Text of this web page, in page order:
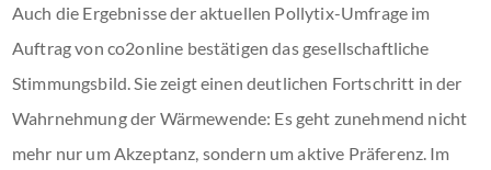
Auch die Ergebnisse der aktuellen Pollytix-Umfrage im
Auftrag von co2online bestätigen das gesellschaftliche
Stimmungsbild. Sie zeigt einen deutlichen Fortschritt in der
Wahrnehmung der Wärmewende: Es geht zunehmend nicht
mehr nur um Akzeptanz, sondern um aktive Präferenz. Im